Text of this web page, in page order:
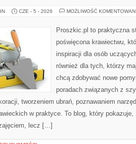
CZE - 5 - 2026 MOŻLIWOŚĆ
Proszkic.pl to praktyczna
poświęcona krawiectwu,
inspiracji dla osób
również dla tych, którzy
chcą zdobywać nowe
poradach związanych z
tworzeniem ubrań, poznawaniem
w praktyce. To blog, który
lecz […]